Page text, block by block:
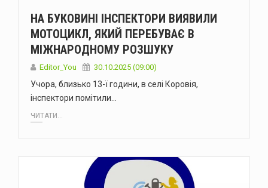
НА БУКОВИНІ ІНСПЕКТОРИ ВИЯВИЛИ
МОТОЦИКЛ, ЯКИЙ ПЕРЕБУВАЄ В
МІЖНАРОДНОМУ РОЗШУКУ
Editor_You 30.10.2025 (09:00)
Учора, близько 13-ї години, в селі Коровія,
інспектори помітили…
ЧИТАТИ...